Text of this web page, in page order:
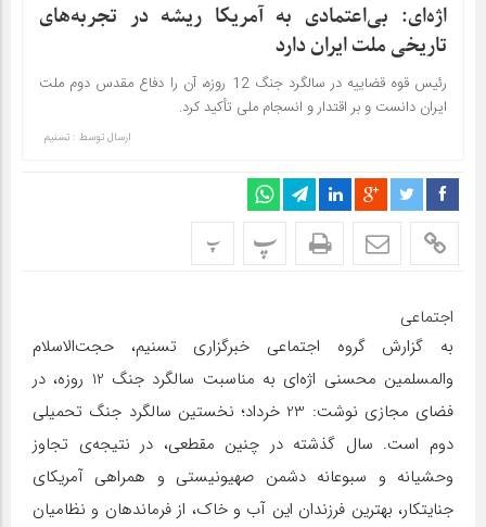
اژه‌ای: بی‌اعتمادی به آمریکا ریشه در تجربه‌های
تاریخی ملت ایران دارد
رئیس قوه قضاییه در سالگرد جنگ 12 روزه، آن را دفاع مقدس دوم ملت
ایران دانست و بر اقتدار و انسجام ملی تأکید کرد.
ارسال توسط : تسنیم
پ پ
اجتماعی
به گزارش گروه اجتماعی خبرگزاری تسنیم، حجت‌الاسلام
والمسلمین محسنی اژه‌ای به مناسبت سالگرد جنگ 12 روزه، در
فضای مجازی نوشت: 23 خرداد؛ نخستین سالگرد جنگ تحمیلی
دوم است. سال گذشته در چنین مقطعی، در نتیجه‌ی تجاوز
وحشیانه و سبوعانه دشمن صهیونیستی و همراهی آمریکای
جنایتکار، بهترین فرزندان این آب و خاک، از فرماندهان و نظامیان